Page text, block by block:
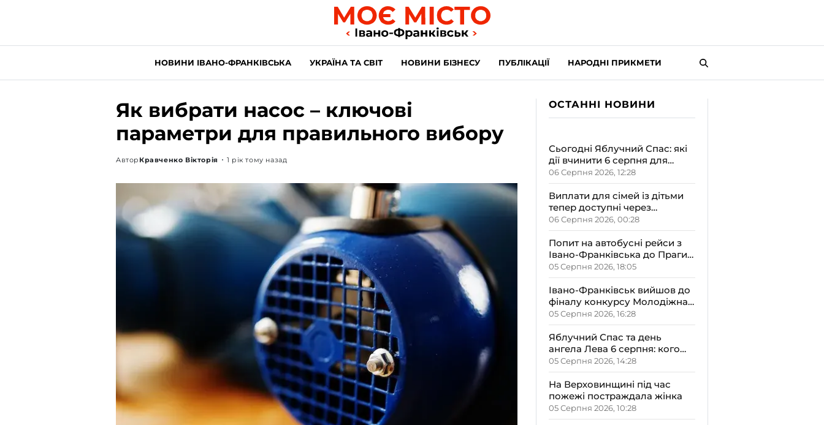
НОВИНИ ІВАНО-ФРАНКІВСЬКА УКРАЇНА ТА СВІТ НОВИНИ БІЗНЕСУ ПУБЛІКАЦІЇ НАРОДНІ ПРИКМЕТИ
Як вибрати насос – ключові
параметри для правильного вибору
Автор Кравченко Вікторія 1 рік тому назад
ОСТАННІ НОВИНИ
Сьогодні Яблучний Спас: які
дії вчинити 6 серпня для
залучення достатку та
злагоди в оселю
06 Серпня 2026, 12:28
Виплати для сімей із дітьми
тепер доступні через
«Дія.Картку»: деталі від ОВА
06 Серпня 2026, 00:28
Попит на автобусні рейси з
Івано-Франківська до Праги
залишається високим
05 Серпня 2026, 18:05
Івано-Франківськ вийшов до
фіналу конкурсу Молодіжна
столиця України-2026
05 Серпня 2026, 16:28
Яблучний Спас та день
ангела Лева 6 серпня: кого
варто привітати, що
освячують у храмах і які
прикмети передбачають
осінь
05 Серпня 2026, 14:28
На Верховинщині під час
пожежі постраждала жінка
05 Серпня 2026, 10:28